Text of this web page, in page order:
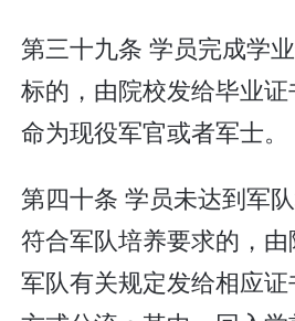
第三十九条 学员完成学
标的，由院校发给毕业
命为现役军官或者军士。
第四十条 学员未达到军
符合军队培养要求的，
军队有关规定发给相应